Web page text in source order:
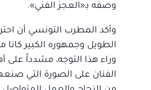
وصفه بـ«العجز الفني».
وأكد المطرب التونسي أن
الطويل وجمهوره الكبير كانا
وراء هذا التوجه، مشدداً على
الفنان على الصورة التي